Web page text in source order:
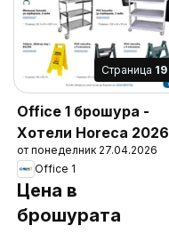
Cтраница 19
Office 1 брошура -
Хотели Horeca 2026
от понеделник 27.04.2026
Office 1
Цена в
брошурата